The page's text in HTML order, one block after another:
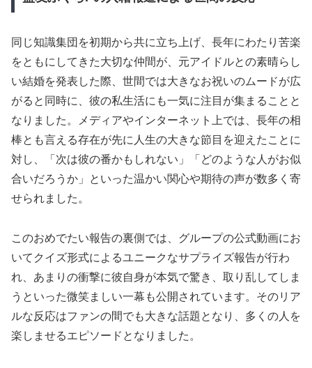
同じ知識集団を初期から共に立ち上げ、長年にわたり苦楽
をともにしてきた大切な仲間が、元アイドルとの素晴らし
い結婚を発表した際、世間では大きなお祝いのムードが広
がると同時に、彼の私生活にも一気に注目が集まることと
なりました。メディアやインターネット上では、長年の相
棒とも言える存在が先に人生の大きな節目を迎えたことに
対し、「次は彼の番かもしれない」「どのような人がお似
合いだろうか」といった温かい関心や期待の声が数多く寄
せられました。
このおめでたい報告の裏側では、グループの公式動画にお
いてクイズ形式によるユニークなサプライズ報告が行わ
れ、あまりの衝撃に彼自身が本気で驚き、取り乱してしま
うといった微笑ましい一幕も公開されています。そのリア
ルな反応はファンの間でも大きな話題となり、多くの人を
楽しませるエピソードとなりました。